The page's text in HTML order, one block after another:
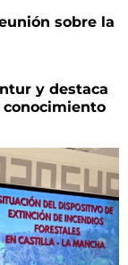
sobre la
y destaca